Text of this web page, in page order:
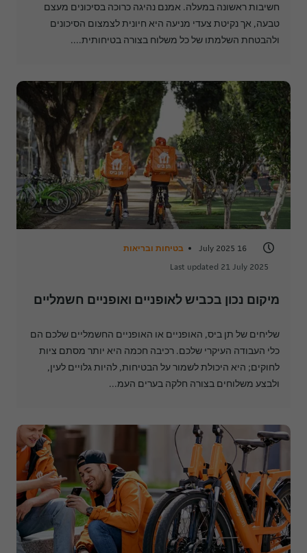
חשיבות ראשונה במעלה. אמנם נהיגה כרוכה בסיכונים מעצם
טבעה, אך נקיטת צעדי מניעה היא חיונית לצמצום הסיכונים
ולהבטחת השלמתו של כל משלוח בצורה בטיחותית....
16 July 2025
בטיחות ובריאות
Last updated 21 July 2025
מיקום נכון בכביש לאופניים ואופניים חשמליים
שליחים של תן ביס, האופניים או האופניים החשמליים שלכם הם
כלי העבודה העיקרי שלכם. רכיבה חכמה היא יותר מסתם ציות
לחוקים; היא היכולת לשמור על הבטיחות, להיות גלויים לעין,
ולבצע משלוחים בצורה חלקה בערים העמ...